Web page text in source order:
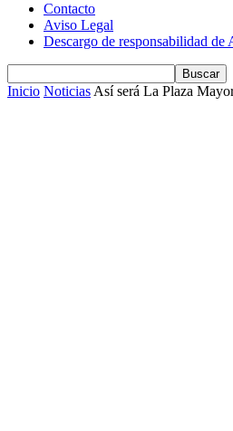
Contacto
Aviso Legal
Descargo de responsabilidad de
Inicio Noticias Así será La Plaza